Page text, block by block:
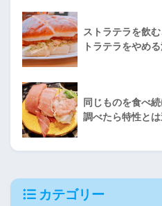
ストラテラを飲
トラテラをやめ
同じものを食べ
調べたら特性と
カテゴリー